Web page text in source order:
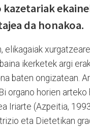
da honakoa.
elikagaiak
ikerketek argi
baten ongizatean.
organo horien
Iriarte (Azpeitia,
eta Dietetikan